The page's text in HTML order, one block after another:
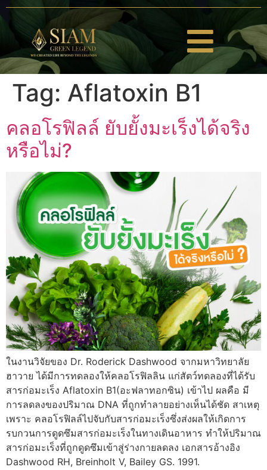
Tag: Aflatoxin B1
คลอโรฟิลล์ ยับยั้งมะเร็งได้จริง
หรือไม่?
ในงานวิจัยของ Dr. Roderick Dashwood จากมหาวิทยาลัย
ฮาวาย ได้มีการทดลองให้คลอโรฟิลลิน แก่สัตว์ทดลองที่ได้รับ
สารก่อมะเร็ง Aflatoxin B1(อะฟลาทอกซิน) เข้าไป ผลคือ มี
การลดลงของปริมาณ DNA ที่ถูกทำลายอย่างเห็นได้ชัด สาเหตุ
เพราะ คลอโรฟิลล์ไปจับกับสารก่อมะเร็งซึ่งส่งผลให้เกิดการ
รบกวนการดูดซึมสารก่อมะเร็งในทางเดินอาหาร ทำให้ปริมาณ
สารก่อมะเร็งที่ถูกดูดซึมเข้าสู่ร่างกายลดลง เอกสารอ้างอิง
Dashwood RH, Breinholt V, Bailey GS. 1991.